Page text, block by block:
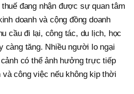
đang nhận được sự quan tâm
doanh và cộng đồng doanh
cầu đi lại, công tác, du lịch, học
càng tăng. Nhiều người lo ngại
có thể ảnh hưởng trực tiếp
và công việc nếu không kịp thời